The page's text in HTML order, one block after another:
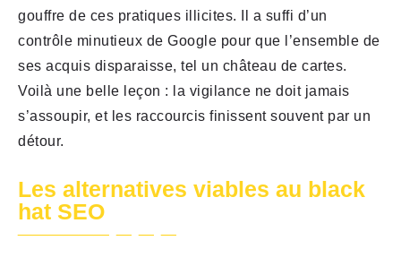
gouffre de ces pratiques illicites. Il a suffi d’un
contrôle minutieux de Google pour que l’ensemble de
ses acquis disparaisse, tel un château de cartes.
Voilà une belle leçon : la vigilance ne doit jamais
s’assoupir, et les raccourcis finissent souvent par un
détour.
Les alternatives viables au black
hat SEO